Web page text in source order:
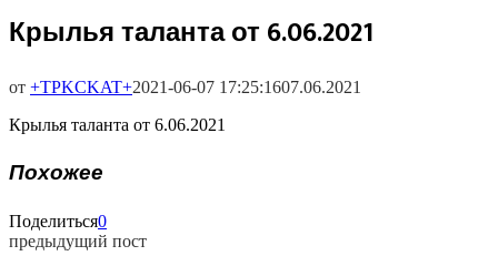
Крылья таланта от 6.06.2021
от +TPKCKAT+2021-06-07 17:25:1607.06.2021
Крылья таланта от 6.06.2021
Похожее
Поделиться0
предыдущий пост